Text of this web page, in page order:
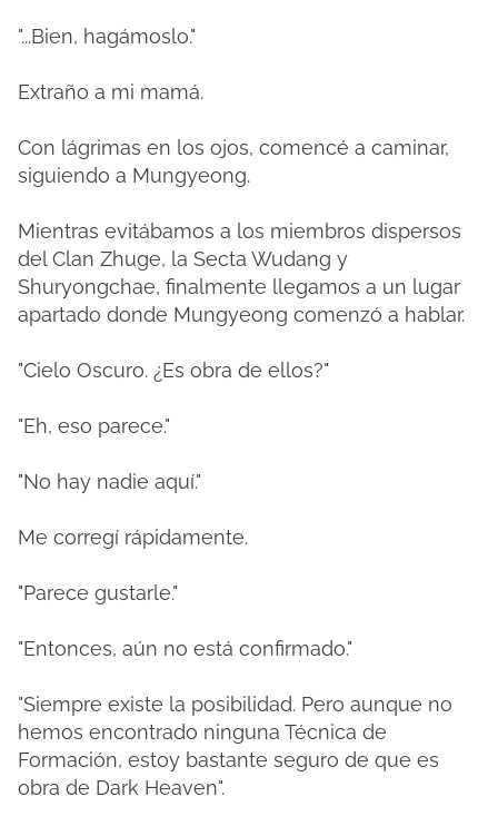
"...Bien, hagámoslo."
Extraño a mi mamá.
Con lágrimas en los ojos, comencé a caminar,
siguiendo a Mungyeong.
Mientras evitábamos a los miembros dispersos
del Clan Zhuge, la Secta Wudang y
Shuryongchae, finalmente llegamos a un lugar
apartado donde Mungyeong comenzó a hablar.
"Cielo Oscuro. ¿Es obra de ellos?"
"Eh, eso parece."
"No hay nadie aquí."
Me corregí rápidamente.
"Parece gustarle."
"Entonces, aún no está confirmado."
"Siempre existe la posibilidad. Pero aunque no
hemos encontrado ninguna Técnica de
Formación, estoy bastante seguro de que es
obra de Dark Heaven".